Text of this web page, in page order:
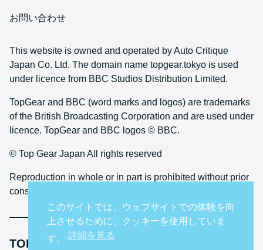
お問い合わせ
This website is owned and operated by Auto Critique
Japan Co. Ltd. The domain name topgear.tokyo is used
under licence from BBC Studios Distribution Limited.
TopGear and BBC (word marks and logos) are trademarks
of the British Broadcasting Corporation and are used under
licence. TopGear and BBC logos © BBC.
© Top Gear Japan All rights reserved
Reproduction in whole or in part is prohibited without prior
consent
TOP GEAR INTERNATIONAL SITES
このサイトでは、ウェブサイトでの体験を向
上させるために、クッキーを使用していま
す。 詳細を見る